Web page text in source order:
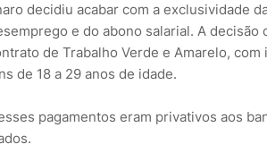
decidiu acabar com a exclusividade
e do abono salarial. A decisão
de Trabalho Verde e Amarelo,
de 18 a 29 anos de idade.
pagamentos eram privativos aos